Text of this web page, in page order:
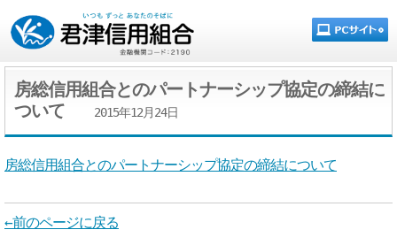
房総信用組合とのパートナーシップ協定の締結に
ついて
2015年12月24日
房総信用組合とのパートナーシップ協定の締結について
←前のページに戻る